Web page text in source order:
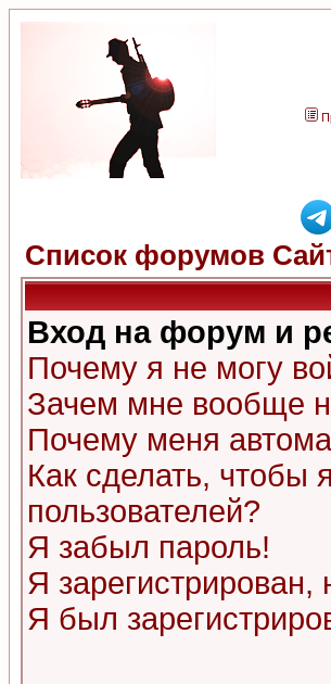
Список форумов
Вход на форум и
Почему я не могу
Зачем мне вообще
Почему меня
Как сделать, чтобы
пользователей?
Я забыл пароль!
Я зарегистрирован,
Я был